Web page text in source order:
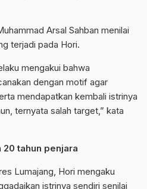
Arsal Sahban menilai
terjadi pada Hori.
mengakui bahwa
dengan motif agar
mendapatkan kembali istrinya
ternyata salah target,” kata
20 tahun penjara
Lumajang, Hori mengaku
istrinya sendiri senilai